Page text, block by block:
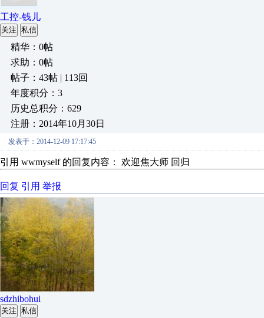
工控-钱儿
关注 私信
精华：0帖
求助：0帖
帖子：43帖 | 113回
年度积分：3
历史总积分：629
注册：2014年10月30日
发表于：2014-12-09 17:17:45
引用 wwmyself 的回复内容： 欢迎焦大师 回归
回复 引用 举报
sdzhibohui
关注 私信